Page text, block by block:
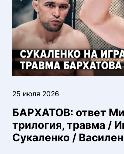
25 июля 2026
БАРХАТОВ: ответ
трилогия, травма /
Сукаленко /